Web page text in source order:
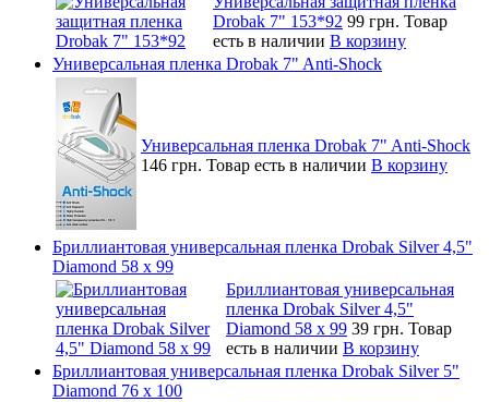
Drobak 7" 153*92 99 грн. Товар
есть в наличии В корзину
Универсальная пленка Drobak 7" Anti-Shock
Универсальная пленка Drobak 7" Anti-Shock
146 грн. Товар есть в наличии В корзину
Бриллиантовая универсальная пленка Drobak Silver 4,5"
Diamond 58 х 99
Бриллиантовая универсальная
пленка Drobak Silver 4,5"
Diamond 58 х 99 39 грн. Товар
есть в наличии В корзину
Бриллиантовая универсальная пленка Drobak Silver 5"
Diamond 76 х 100